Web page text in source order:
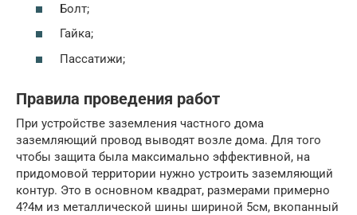
Болт;
Гайка;
Пассатижи;
Правила проведения работ
При устройстве заземления частного дома
заземляющий провод выводят возле дома. Для того
чтобы защита была максимально эффективной, на
придомовой территории нужно устроить заземляющий
контур. Это в основном квадрат, размерами примерно
4?4м из металлической шины шириной 5см, вкопанный